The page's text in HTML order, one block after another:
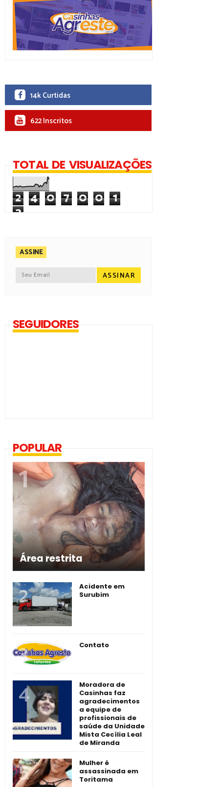
14k Curtidas
622 Inscritos
TOTAL DE VISUALIZAÇÕES
2 4 0 7 0 0 1
3
ASSINE
SEGUIDORES
POPULAR
Área restrita
Acidente em
Surubim
Contato
Moradora de
Casinhas faz
agradecimentos
a equipe de
profissionais de
saúde da Unidade
Mista Cecília Leal
de Miranda
Mulher é
assassinada em
Toritama